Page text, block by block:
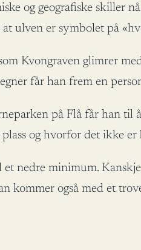
og geografiske skiller
ulven er symbolet på
Kvongraven glimrer
får han frem en
på Flå får han til
og hvorfor det ikke er
nedre minimum.
kommer også med et